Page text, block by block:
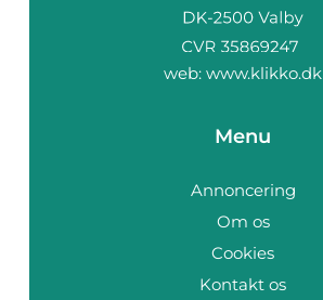
web: www.klikko.dk
Menu
Annoncering
Om os
Cookies
Kontakt os